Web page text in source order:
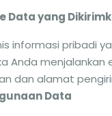
Data yang
informasi pribadi
Anda
dan alamat
Data